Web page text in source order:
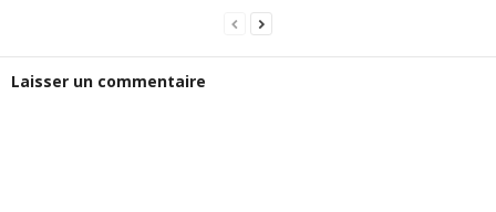
Laisser un commentaire